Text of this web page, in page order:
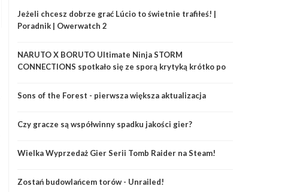
Jeżeli chcesz dobrze grać Lúcio to świetnie trafiłeś! |
Poradnik | Owerwatch 2
NARUTO X BORUTO Ultimate Ninja STORM
CONNECTIONS spotkało się ze sporą krytyką krótko po
Sons of the Forest - pierwsza większa aktualizacja
Czy gracze są współwinny spadku jakości gier?
Wielka Wyprzedaż Gier Serii Tomb Raider na Steam!
Zostań budowlańcem torów - Unrailed!